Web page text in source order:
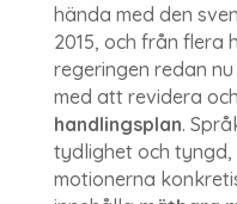
hända med den
2015, och från
regeringen redan
med att revidera
handlingsplan.
tydlighet och
motionerna